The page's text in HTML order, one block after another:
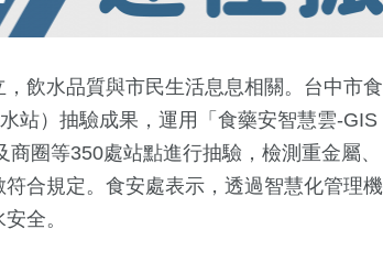
飲水品質與市民生活息息相關。台中市食
站）抽驗成果，運用「食藥安智慧雲-GIS
圈等350處站點進行抽驗，檢測重金屬、
合規定。食安處表示，透過智慧化管理機
全。